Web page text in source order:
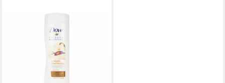
Körperpflegemittel Dove
Körperlotion Karité
lieferbar in 2 Wochen